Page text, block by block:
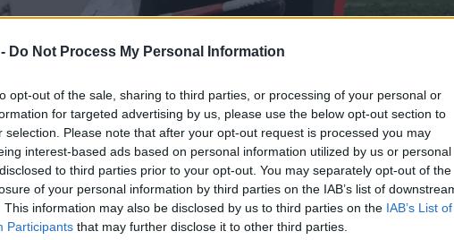
Do Not Process My Personal Information
opt-out of the sale, sharing to third parties, or processing of your personal or
for targeted advertising by us, please use the below opt-out section to
selection. Please note that after your opt-out request is processed you may
interest-based ads based on personal information utilized by us or personal
to third parties prior to your opt-out. You may separately opt-out of the
of your personal information by third parties on the IAB’s list of
This information may also be disclosed by us to third parties on the IAB’s List of
Participants that may further disclose it to other third parties.